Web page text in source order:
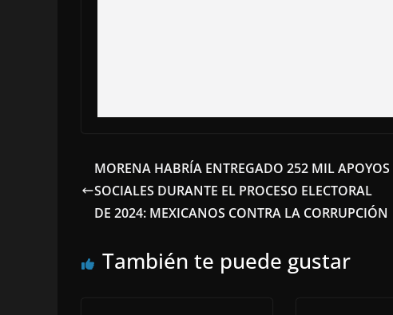
MORENA HABRÍA ENTREGADO 252 MIL APOYOS
SOCIALES DURANTE EL PROCESO ELECTORAL
DE 2024: MEXICANOS CONTRA LA CORRUPCIÓN
También te puede gustar